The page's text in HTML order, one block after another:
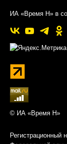
ИА «Время Н» в
© ИА «Время Н»